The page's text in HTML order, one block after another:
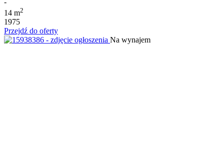
14 m2
1975
Przejdź do oferty
Na wynajem